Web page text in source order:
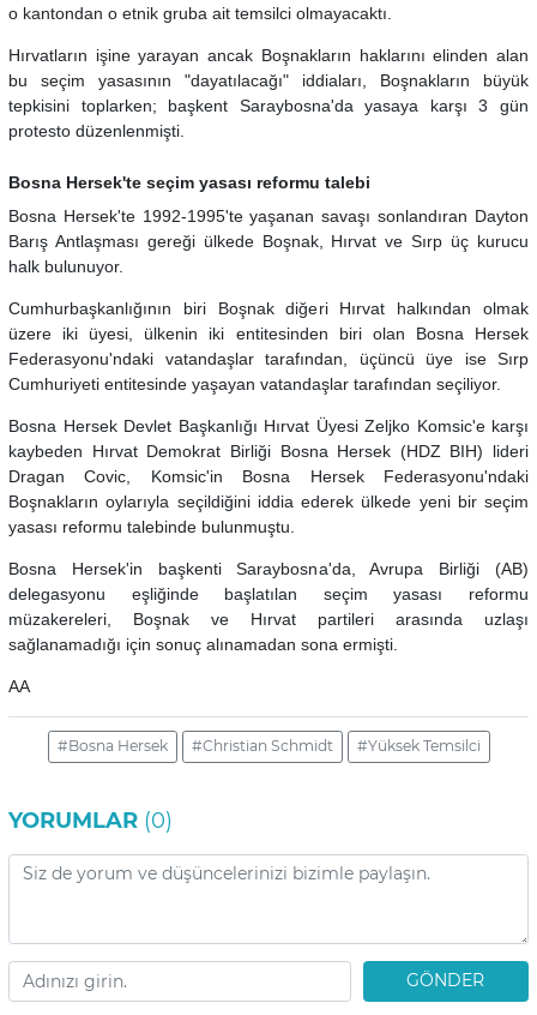
o kantondan o etnik gruba ait temsilci olmayacaktı.
Hırvatların işine yarayan ancak Boşnakların haklarını elinden alan
bu seçim yasasının "dayatılacağı" iddiaları, Boşnakların büyük
tepkisini toplarken; başkent Saraybosna'da yasaya karşı 3 gün
protesto düzenlenmişti.
Bosna Hersek'te seçim yasası reformu talebi
Bosna Hersek'te 1992-1995'te yaşanan savaşı sonlandıran Dayton
Barış Antlaşması gereği ülkede Boşnak, Hırvat ve Sırp üç kurucu
halk bulunuyor.
Cumhurbaşkanlığının biri Boşnak diğeri Hırvat halkından olmak
üzere iki üyesi, ülkenin iki entitesinden biri olan Bosna Hersek
Federasyonu'ndaki vatandaşlar tarafından, üçüncü üye ise Sırp
Cumhuriyeti entitesinde yaşayan vatandaşlar tarafından seçiliyor.
Bosna Hersek Devlet Başkanlığı Hırvat Üyesi Zeljko Komsic'e karşı
kaybeden Hırvat Demokrat Birliği Bosna Hersek (HDZ BIH) lideri
Dragan Covic, Komsic'in Bosna Hersek Federasyonu'ndaki
Boşnakların oylarıyla seçildiğini iddia ederek ülkede yeni bir seçim
yasası reformu talebinde bulunmuştu.
Bosna Hersek'in başkenti Saraybosna'da, Avrupa Birliği (AB)
delegasyonu eşliğinde başlatılan seçim yasası reformu
müzakereleri, Boşnak ve Hırvat partileri arasında uzlaşı
sağlanamadığı için sonuç alınamadan sona ermişti.
AA
#Bosna Hersek #Christian Schmidt #Yüksek Temsilci
YORUMLAR (0)
GÖNDER